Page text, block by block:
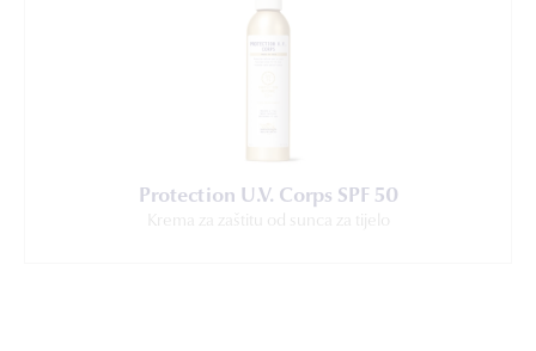
Protection U.V. Corps SPF 50
Krema za zaštitu od sunca za tijelo